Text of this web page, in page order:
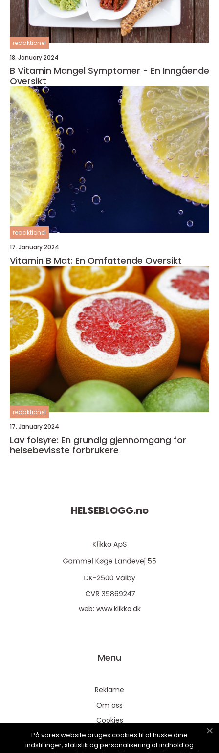
redaktionel
18. January 2024
B Vitamin Mangel Symptomer - En Inngående
Oversikt
redaktionel
17. January 2024
Vitamin B Mat: En Omfattende Oversikt
redaktionel
17. January 2024
Lav folsyre: En grundig gjennomgang for
helsebevisste forbrukere
HELSEBLOGG.no
web: www.klikko.dk
Menu
Reklame
Om oss
Cookies
Kontakt Oss
På vores website bruges cookies til at huske dine
indstillinger, statistik og personalisering af indhold og